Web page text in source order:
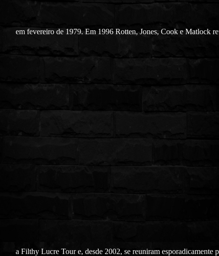
em fevereiro de 1979. Em 1996 Rotten, Jones, Cook e Matlock
a Filthy Lucre Tour e, desde 2002, se reuniram esporadicamente